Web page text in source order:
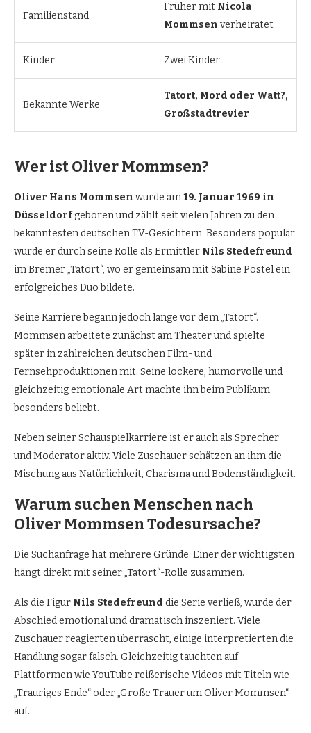
Familienstand
Früher mit Nicola
Mommsen verheiratet
Kinder Zwei Kinder
Bekannte Werke
Tatort, Mord oder Watt?,
Großstadtrevier
Wer ist Oliver Mommsen?
Oliver Hans Mommsen wurde am19. Januar 1969 in
Düsseldorfgeboren und zählt seit vielen Jahren zu den
bekanntesten deutschen TV-Gesichtern. Besonders populär
wurde er durch seine Rolle als Ermittler Nils Stedefreund
im Bremer „Tatort“, wo er gemeinsam mit Sabine Postel ein
erfolgreiches Duo bildete.
Seine Karriere begann jedoch lange vor dem „Tatort“.
Mommsen arbeitete zunächst am Theater und spielte
später in zahlreichen deutschen Film- und
Fernsehproduktionen mit. Seine lockere, humorvolle und
gleichzeitig emotionale Art machte ihn beim Publikum
besonders beliebt.
Neben seiner Schauspielkarriere ist er auch als Sprecher
und Moderator aktiv. Viele Zuschauer schätzen an ihm die
Mischung aus Natürlichkeit, Charisma und Bodenständigkeit.
Warum suchen Menschen nach
Oliver Mommsen Todesursache?
Die Suchanfrage hat mehrere Gründe. Einer der wichtigsten
hängt direkt mit seiner „Tatort“-Rolle zusammen.
Als die Figur Nils Stedefreund die Serie verließ, wurde der
Abschied emotional und dramatisch inszeniert. Viele
Zuschauer reagierten überrascht, einige interpretierten die
Handlung sogar falsch. Gleichzeitig tauchten auf
Plattformen wie YouTube reißerische Videos mit Titeln wie
„Trauriges Ende“ oder „Große Trauer um Oliver Mommsen“
auf.